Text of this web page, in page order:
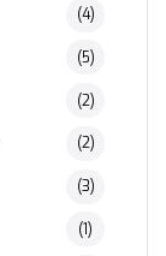
(4)
(5)
(2)
(2)
(3)
(1)